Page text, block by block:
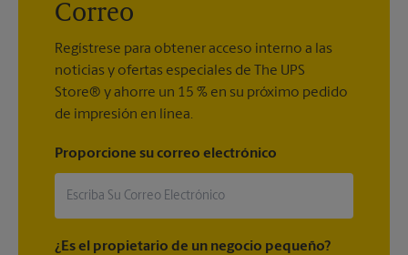
Correo
Regístrese para obtener acceso interno a las
noticias y ofertas especiales de The UPS
Store® y ahorre un 15 % en su próximo pedido
de impresión en línea.
Proporcione su correo electrónico
¿Es el propietario de un negocio pequeño?